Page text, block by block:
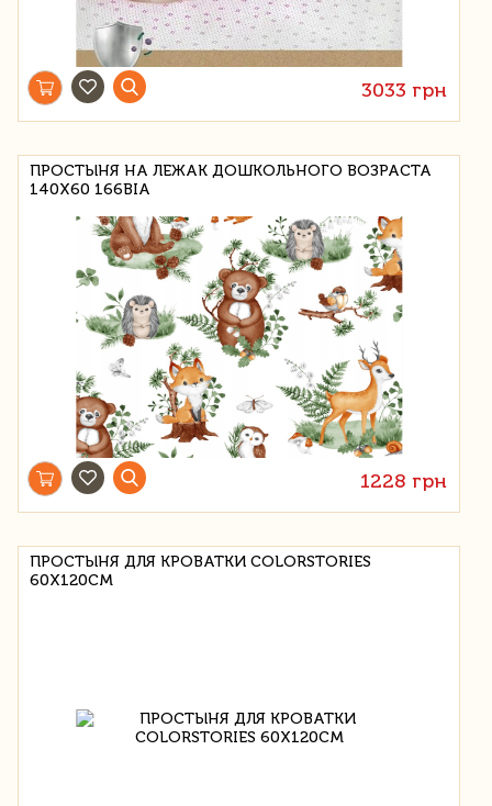
3033 грн
ПРОСТЫНЯ НА ЛЕЖАК ДОШКОЛЬНОГО ВОЗРАСТА
140X60 166BIA
1228 грн
ПРОСТЫНЯ ДЛЯ КРОВАТКИ COLORSTORIES
60X120CM